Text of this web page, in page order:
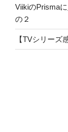
ViikiのPrisma
の２
【TVシリーズ